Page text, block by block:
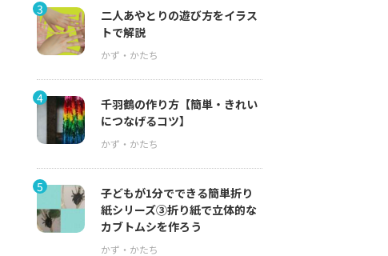
3
二人あやとりの遊び方をイラス
トで解説
4
千羽鶴の作り方【簡単・きれい
につなげるコツ】
5
子どもが1分でできる簡単折り
紙シリーズ③折り紙で立体的な
カブトムシを作ろう